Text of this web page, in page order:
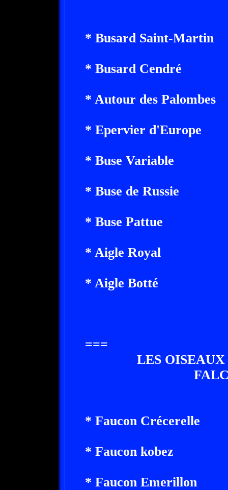
* Busard Saint-Martin
* Busard Cendré
* Autour des Palombes
* Epervier d'Europe
* Buse Variable
* Buse de Russie
* Buse Pattue
* Aigle Royal
* Aigle Botté
===
LES
* Faucon Crécerelle
* Faucon kobez
* Faucon Emerillon